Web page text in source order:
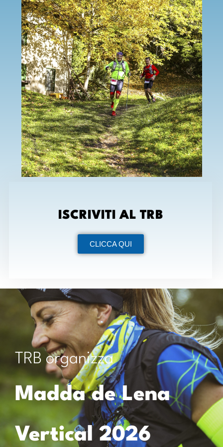
ISCRIVITI AL TRB
CLICCA QUI
TRB organizza
Madda de Lena
Vertical 2026